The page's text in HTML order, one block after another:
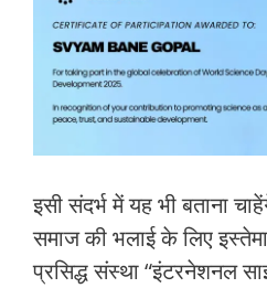
इसी संदर्भ में यह भी बताना
समाज की भलाई के लिए
प्रसिद्ध संस्था “इंटरनेशनल